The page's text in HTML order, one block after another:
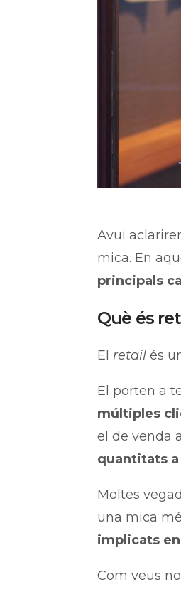
Avui
mica. En
principals
Què és
El retailés
El porten a
múltiples
el de venda
quantitats
Moltes
una mica
implicats en
Com veus